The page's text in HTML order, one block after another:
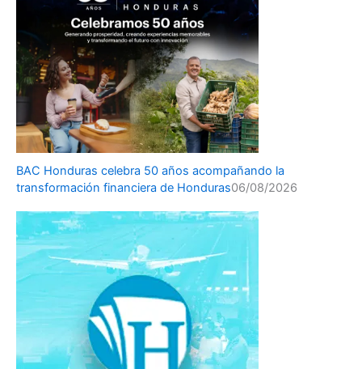
BAC Honduras celebra 50 años acompañando la
transformación financiera de Honduras06/08/2026